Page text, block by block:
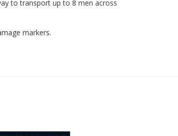
to transport up to 8 men across
markers.